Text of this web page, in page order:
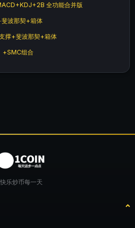
全功能合并版
波那契+箱体
撑+斐波那契+箱体
+SMC组合
快乐炒币每一天